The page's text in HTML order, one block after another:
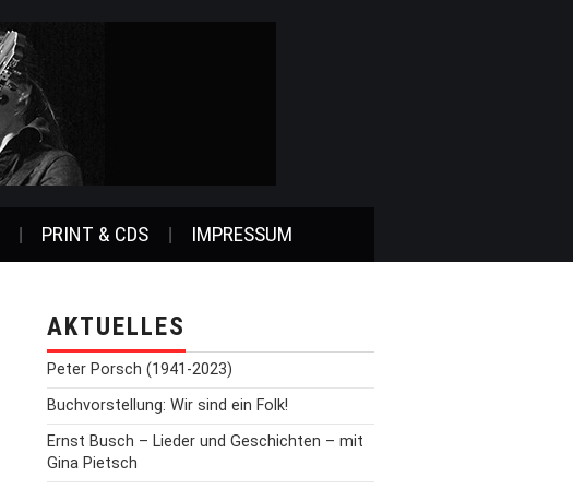
PRINT & CDS IMPRESSUM
AKTUELLES
Peter Porsch (1941-2023)
Buchvorstellung: Wir sind ein Folk!
Ernst Busch – Lieder und Geschichten – mit
Gina Pietsch